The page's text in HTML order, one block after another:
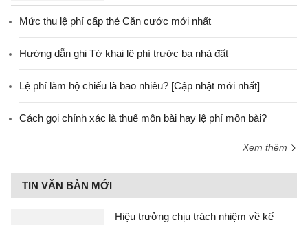
Mức thu lệ phí cấp thẻ Căn cước mới nhất
Hướng dẫn ghi Tờ khai lệ phí trước bạ nhà đất
Lệ phí làm hộ chiếu là bao nhiêu? [Cập nhật mới nhất]
Cách gọi chính xác là thuế môn bài hay lệ phí môn bài?
Xem thêm
TIN VĂN BẢN MỚI
Hiệu trưởng chịu trách nhiệm về kế